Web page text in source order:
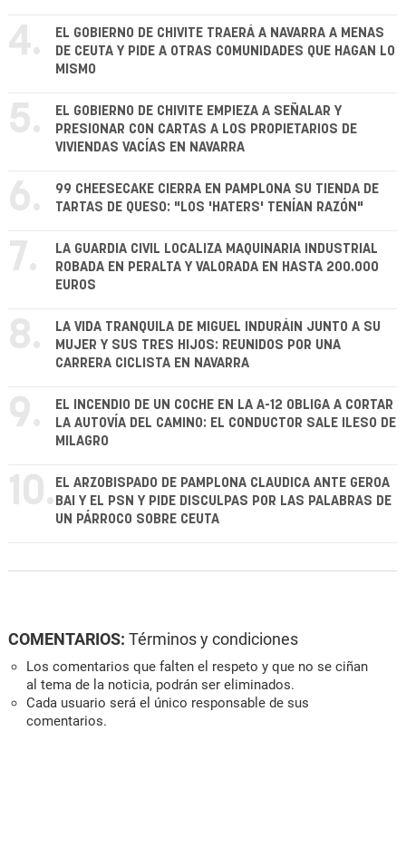
4.
EL GOBIERNO DE CHIVITE TRAERÁ A NAVARRA A MENAS
DE CEUTA Y PIDE A OTRAS COMUNIDADES QUE HAGAN LO
MISMO
5.
EL GOBIERNO DE CHIVITE EMPIEZA A SEÑALAR Y
PRESIONAR CON CARTAS A LOS PROPIETARIOS DE
VIVIENDAS VACÍAS EN NAVARRA
6.
99 CHEESECAKE CIERRA EN PAMPLONA SU TIENDA DE
TARTAS DE QUESO: "LOS 'HATERS' TENÍAN RAZÓN"
7.
LA GUARDIA CIVIL LOCALIZA MAQUINARIA INDUSTRIAL
ROBADA EN PERALTA Y VALORADA EN HASTA 200.000
EUROS
8.
LA VIDA TRANQUILA DE MIGUEL INDURÁIN JUNTO A SU
MUJER Y SUS TRES HIJOS: REUNIDOS POR UNA
CARRERA CICLISTA EN NAVARRA
9.
EL INCENDIO DE UN COCHE EN LA A-12 OBLIGA A CORTAR
LA AUTOVÍA DEL CAMINO: EL CONDUCTOR SALE ILESO DE
MILAGRO
10. EL ARZOBISPADO DE PAMPLONA CLAUDICA ANTE GEROA
BAI Y EL PSN Y PIDE DISCULPAS POR LAS PALABRAS DE
UN PÁRROCO SOBRE CEUTA
COMENTARIOS: Términos y condiciones
Los comentarios que falten el respeto y que no se ciñan
al tema de la noticia, podrán ser eliminados.
Cada usuario será el único responsable de sus
comentarios.